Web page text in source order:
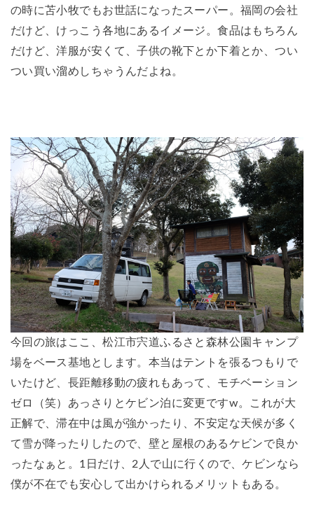
の時に苫小牧でもお世話になったスーパー。福岡の会社
だけど、けっこう各地にあるイメージ。食品はもちろん
だけど、洋服が安くて、子供の靴下とか下着とか、つい
つい買い溜めしちゃうんだよね。
今回の旅はここ、松江市宍道ふるさと森林公園キャンプ
場をベース基地とします。本当はテントを張るつもりで
いたけど、長距離移動の疲れもあって、モチベーション
ゼロ（笑）あっさりとケビン泊に変更ですw。これが大
正解で、滞在中は風が強かったり、不安定な天候が多く
て雪が降ったりしたので、壁と屋根のあるケビンで良か
ったなぁと。1日だけ、2人で山に行くので、ケビンなら
僕が不在でも安心して出かけられるメリットもある。